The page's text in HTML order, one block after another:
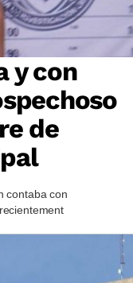
y con
de
contaba con